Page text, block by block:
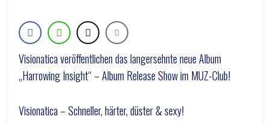
Visionatica veröffentlichen das langersehnte neue Album
„Harrowing Insight“ – Album Release Show im MUZ-Club!
Visionatica – Schneller, härter, düster & sexy!